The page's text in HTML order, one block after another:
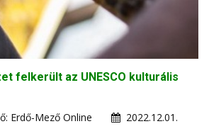
felkerült az UNESCO kulturális
Erdő-Mező Online
2022.12.01.